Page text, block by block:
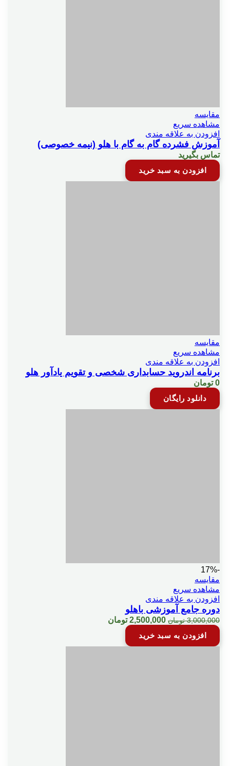
مقایسه
مشاهده سریع
افزودن به علاقه مندی
آموزش فشرده گام به گام با هلو (نیمه خصوصی)
تماس بگیرید
افزودن به سبد خرید
مقایسه
مشاهده سریع
افزودن به علاقه مندی
برنامه اندروید حسابداری شخصی و تقویم یادآور هلو
0 تومان
دانلود رایگان
-17%
مقایسه
مشاهده سریع
افزودن به علاقه مندی
دوره جامع آموزشی باهلو
3,000,000 تومان قیمت
3,000,000 تومان
بود.
2,500,000 تومان
افزودن به سبد خرید